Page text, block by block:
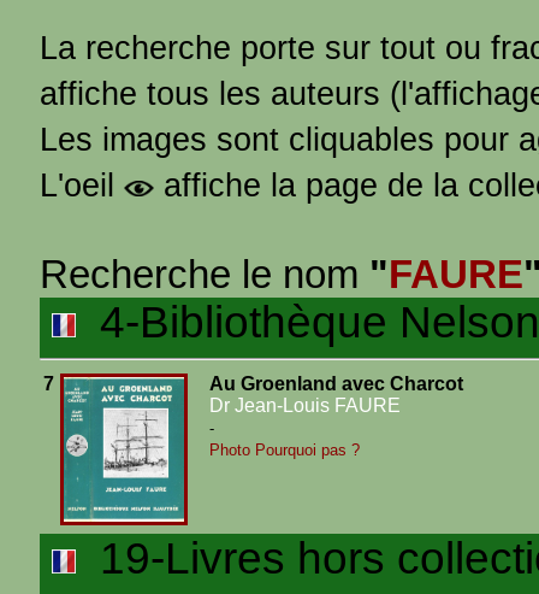
La recherche porte sur tout ou
affiche tous les auteurs
Les images sont cliquables pour
L'oeil
affiche la page de la
Recherche le nom "FAURE
4-Bibliothèque
7
Au Groenland avec Charcot
Dr Jean-Louis FAURE
-
Photo Pourquoi pas ?
19-Livres hors